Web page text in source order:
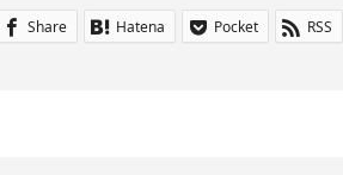
Share Hatena Pocket RSS